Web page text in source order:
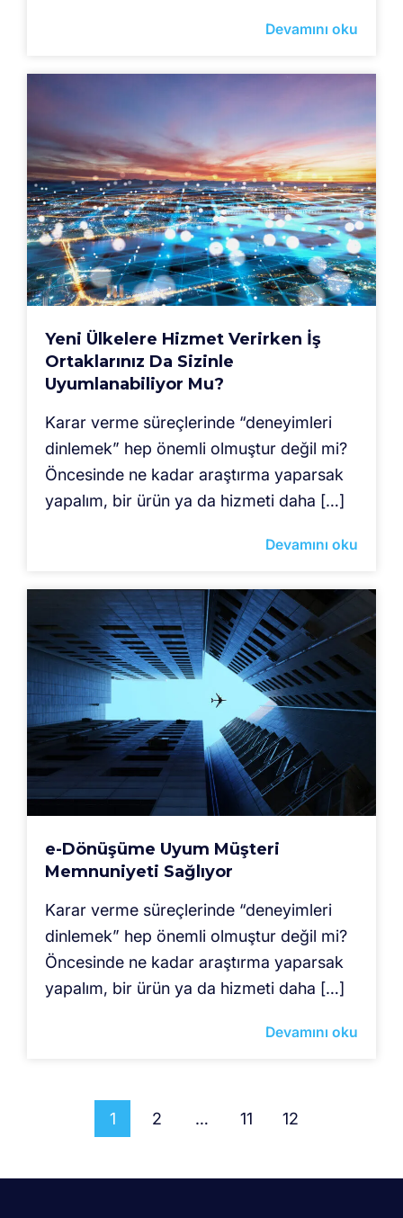
Devamını oku
Yeni Ülkelere Hizmet Verirken İş
Ortaklarınız Da Sizinle
Uyumlanabiliyor Mu?
Karar verme süreçlerinde “deneyimleri
dinlemek” hep önemli olmuştur değil mi?
Öncesinde ne kadar araştırma yaparsak
yapalım, bir ürün ya da hizmeti daha […]
Devamını oku
e-Dönüşüme Uyum Müşteri
Memnuniyeti Sağlıyor
Karar verme süreçlerinde “deneyimleri
dinlemek” hep önemli olmuştur değil mi?
Öncesinde ne kadar araştırma yaparsak
yapalım, bir ürün ya da hizmeti daha […]
Devamını oku
1 2 … 11 12